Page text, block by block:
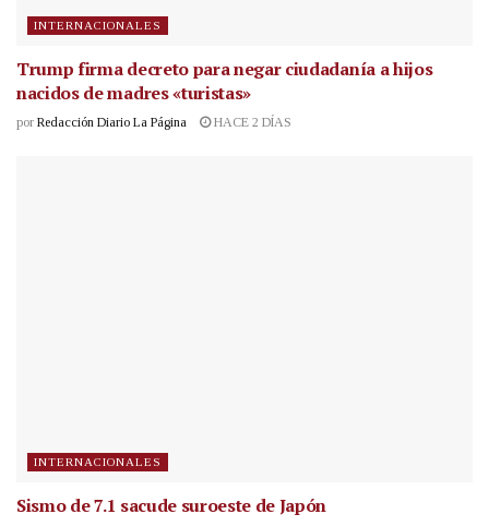
INTERNACIONALES
Trump firma decreto para negar ciudadanía a hijos
nacidos de madres «turistas»
por Redacción Diario La Página HACE 2 DÍAS
INTERNACIONALES
Sismo de 7.1 sacude suroeste de Japón